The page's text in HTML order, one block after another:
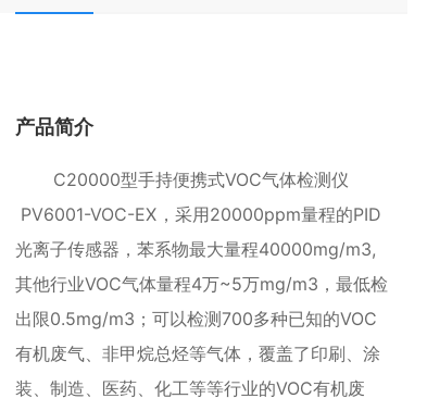
产品简介
C20000型手持便携式VOC气体检测仪
PV6001-VOC-EX ，采用20000ppm量程的PID
光离子传感器，苯系物最大量程40000mg/m3,
其他行业VOC气体量程4万~5万mg/m3，最低检
出限0.5mg/m3；可以检测700多种已知的VOC
有机废气、非甲烷总烃等气体，覆盖了印刷、涂
装、制造、医药、化工等等行业的VOC有机废